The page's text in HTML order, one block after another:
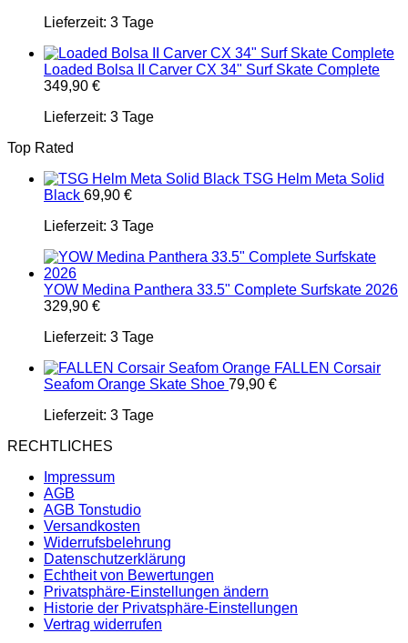
Lieferzeit: 3 Tage
Loaded Bolsa II Carver CX 34" Surf Skate Complete
349,90 €
Lieferzeit: 3 Tage
Top Rated
TSG Helm Meta Solid
Black 69,90 €
Lieferzeit: 3 Tage
YOW Medina Panthera 33.5" Complete Surfskate 2026
329,90 €
Lieferzeit: 3 Tage
FALLEN Corsair
Seafom Orange Skate Shoe 79,90 €
Lieferzeit: 3 Tage
RECHTLICHES
Impressum
AGB
AGB Tonstudio
Versandkosten
Widerrufsbelehrung
Datenschutzerklärung
Echtheit von Bewertungen
Privatsphäre-Einstellungen ändern
Historie der Privatsphäre-Einstellungen
Vertrag widerrufen